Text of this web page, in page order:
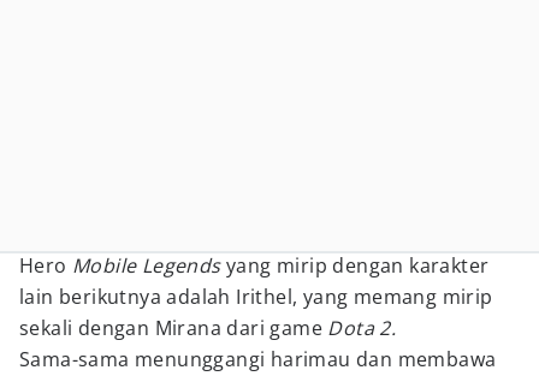
Hero Mobile Legendsyang mirip dengan karakter
lain berikutnya adalah Irithel, yang memang mirip
sekali dengan Mirana dari game Dota 2.
Sama-sama menunggangi harimau dan membawa